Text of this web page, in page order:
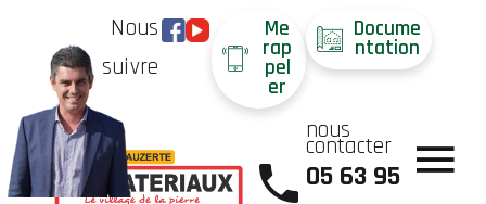
Nous
suivre
Me
rap
pel
er
Docume
ntation
nous
contacter
05 63 95